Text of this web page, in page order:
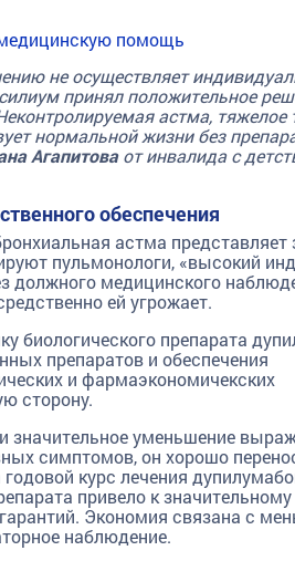
помощь
не осуществляет
принял положительное
астма, тяжелое
нормальной жизни без
Агапитоваот инвалида с
обеспечения
астма
пульмонологи, «высокий
должного медицинского
ей угрожает.
биологического препарата
препаратов и обеспечения
и фармаэкономичекских
сторону.
значительное уменьшение
симптомов, он хорошо
курс лечения
привело к значительному
Экономия связана с
наблюдение.